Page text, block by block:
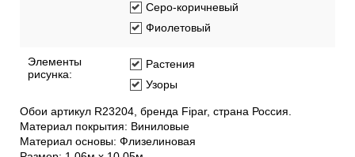
Серо-коричневый
Фиолетовый
Элементы
рисунка:
Растения
Узоры
Обои артикул R23204, бренда Fipar, страна Россия.
Материал покрытия: Виниловые
Материал основы: Флизелиновая